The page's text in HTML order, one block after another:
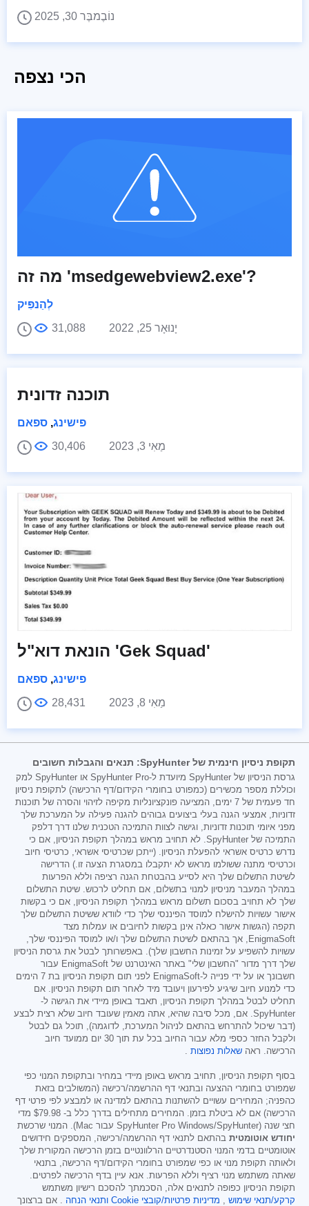
נוֹבֶמבֶּר 30, 2025
הכי נצפה
מה זה 'msedgewebview2.exe'?
לְהַנפִּיק
יָנוּאָר 25, 2022
31,088
תוכנה זדונית
פישינג, ספאם
מַאִי 3, 2023
30,406
הונאת דוא"ל 'Gek Squad'
פישינג, ספאם
מַאִי 8, 2023
28,431
תקופת ניסיון חינמית של SpyHunter: תנאים והגבלות חשובים
גרסת הניסיון של SpyHunter מיועדת ל-SpyHunter Pro או SpyHunter למק
וכוללת מספר מכשירים (כמפורט בחומרי הקידום/דף הרכישה) לתקופת ניסיון
חד פעמית של 7 ימים, המציעה פונקציונליות מקיפה לזיהוי והסרה של תוכנות
זדוניות, אמצעי הגנה בעלי ביצועים גבוהים להגנה פעילה על המערכת שלך
מפני איומי תוכנות זדוניות, וגישה לצוות התמיכה הטכנית שלנו דרך דלפק
התמיכה של SpyHunter. לא תחויב מראש במהלך תקופת הניסיון, אם כי
נדרש כרטיס אשראי להפעלת הניסיון. (ייתכן שכרטיסי אשראי, כרטיסי חיוב
וכרטיסי מתנה ששולמו מראש לא יתקבלו במסגרת הצעה זו.) הדרישה
לשיטת התשלום שלך היא לסייע בהבטחת הגנה רציפה וללא הפרעות
במהלך המעבר מניסיון למנוי בתשלום, אם תחליט לרכוש. שיטת התשלום
שלך לא תחויב בסכום תשלום מראש במהלך תקופת הניסיון, אם כי בקשות
אישור עשויות להישלח למוסד הפיננסי שלך כדי לוודא ששיטת התשלום שלך
תקפה (הגשות אישור כאלה אינן בקשות לחיובים או עמלות מצד
EnigmaSoft, אך בהתאם לשיטת התשלום שלך ו/או למוסד הפיננסי שלך,
עשויות להשפיע על זמינות החשבון שלך). באפשרותך לבטל את גרסת הניסיון
שלך דרך מדור "החשבון שלי" באתר האינטרנט של EnigmaSoft עבור
חשבונך או על ידי פנייה ל-EnigmaSoft לפני תום תקופת הניסיון בת 7 הימים
כדי למנוע חיוב שיגיע לפירעון ויעובד מיד לאחר תום תקופת הניסיון. אם
תחליט לבטל במהלך תקופת הניסיון, תאבד באופן מיידי את הגישה ל-
SpyHunter. אם, מכל סיבה שהיא, אתה מאמין שעובד חיוב שלא רצית לבצע
(דבר שיכול להתרחש בהתאם לניהול המערכת, לדוגמה), תוכל גם לבטל
ולקבל החזר כספי מלא עבור החיוב בכל עת תוך 30 יום ממועד חיוב
הרכישה. ראה שאלות נפוצות .
בסוף תקופת הניסיון, תחויב מראש באופן מיידי במחיר ובתקופת המנוי כפי
שמפורט בחומרי ההצעה ובתנאי דף ההרשמה/רכישה (המשולבים בזאת
כהפניה; המחירים עשויים להשתנות בהתאם למדינה או למבצע לפי פרטי דף
הרכישה) אם לא ביטלת בזמן. המחירים מתחילים בדרך כלל ב- $79.98 מדי
חצי שנה (SpyHunter Pro Windows/SpyHunter עבור Mac). המנוי שרכשת
יחודש אוטומטית בהתאם לתנאי דף ההרשמה/רכישה, המספקים חידושים
אוטומטיים בדמי המנוי הסטנדרטיים הרלוונטיים בזמן הרכישה המקורית שלך
ולאותה תקופת מנוי או כפי שמפורט בחומרי הקידום/דף הרכישה, בתנאי
שאתה משתמש מנוי רציף וללא הפרעות. אנא עיין בדף הרכישה לפרטים.
תקופת הניסיון כפופה לתנאים אלה, הסכמתך להסכם רישיון משתמש
קרקע/תנאי שימוש , מדיניות פרטיות/קובצי Cookie ותנאי הנחה . אם ברצונך